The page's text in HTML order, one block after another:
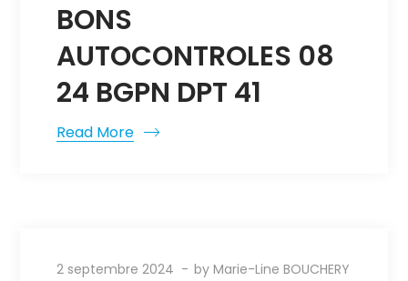
BONS
AUTOCONTROLES 08
24 BGPN DPT 41
Read More
2 septembre 2024 byMarie-Line BOUCHERY